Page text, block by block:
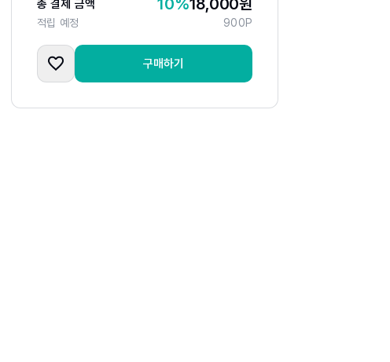
총 결제 금액 10%18,000원
적립 예정 900P
구매하기